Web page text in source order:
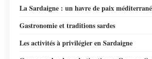
La Sardaigne : un havre de paix
Gastronomie et traditions sardes
Les activités à privilégier en Sardaigne